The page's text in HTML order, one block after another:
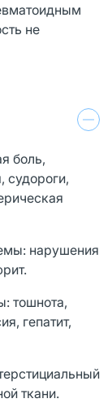
не
боль,
судороги,
нарушения
тошнота,
гепатит,
ткани.